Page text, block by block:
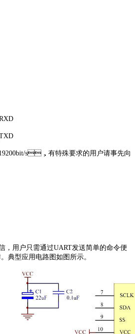
19200bit/s，有特殊要求的用户请事先向
，用户只需通过UART发送简单的命令便
典型应用电路图如图所示。